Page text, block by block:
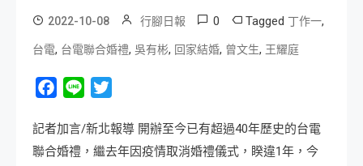
2022-10-08 行腳日報 0 Tagged 丁作一,
台電, 台電聯合婚禮, 吳有彬, 回家結婚, 曾文生, 王耀庭
Facebook
Line
記者加言/新北報導 開辦至今已有超過40年歷史的台電
聯合婚禮，繼去年因疫情取消婚禮儀式，睽違1年，今